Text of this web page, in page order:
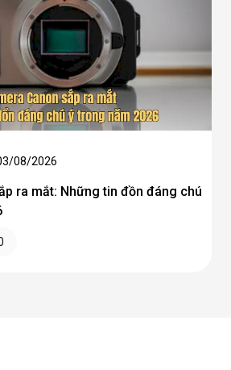
08/2026
ra mắt: Những tin đồn đáng chú